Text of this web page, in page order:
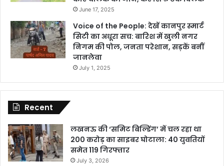
June 17, 2025
Voice of the People: देखें कानपुर स्मार्ट
सिटी का अधूरा सच: बारिश में खुली नगर
निगम की पोल, जनता परेशान, सड़कें बनीं
जानलेवा
July 1, 2025
Recent
लखनऊ की ‘समिट बिल्डिंग’ में चल रहा था
200 करोड़ का साइबर घोटाला: 40 युवतियों
समेत 119 गिरफ्तार
July 3, 2026